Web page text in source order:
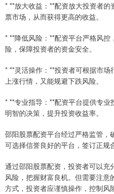
* **放大收益：**配资放大投资者
票市场，从而获得更高的收益。
* **降低风险：**配资平台严格风
险，保障投资者的资金安全。
* **灵活操作：**投资者可根据市
上涨行情，又能规避下跌风险。
* **专业指导：**配资平台提供专
明智的决策，提升投资收益率。
邵阳股票配资平台经过严格监管
可选择信誉良好的平台，签订正规
通过邵阳股票配资，投资者可以
风险，把握财富良机。但需要注
方式，投资者应谨慎操作，控制风